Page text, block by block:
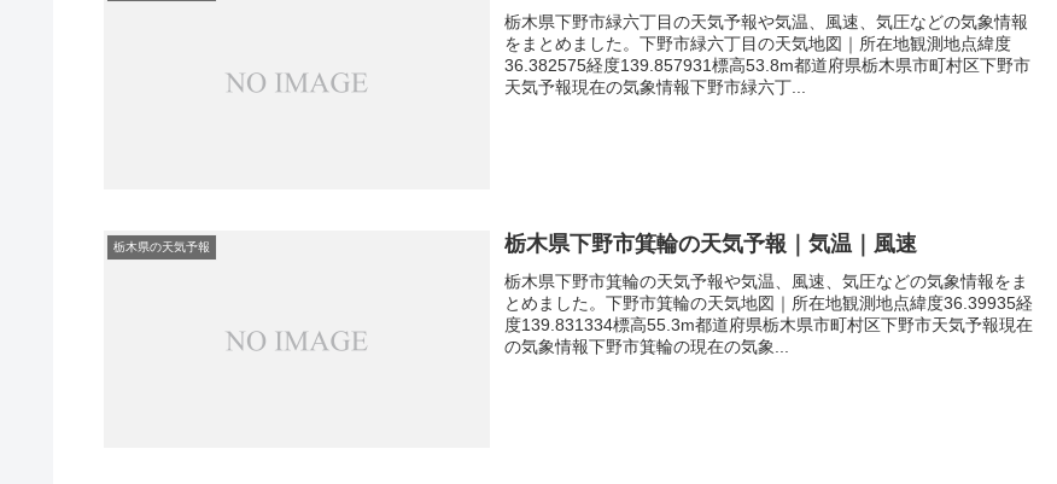
栃木県下野市緑六丁目の天気予報や気温、風速、気圧などの気象情報
をまとめました。下野市緑六丁目の天気地図｜所在地観測地点緯度
36.382575経度139.857931標高53.8m都道府県栃木県市町村区下野市
天気予報現在の気象情報下野市緑六丁...
栃木県の天気予報 栃木県下野市箕輪の天気予報｜気温｜風速
栃木県下野市箕輪の天気予報や気温、風速、気圧などの気象情報をま
とめました。下野市箕輪の天気地図｜所在地観測地点緯度36.39935経
度139.831334標高55.3m都道府県栃木県市町村区下野市天気予報現在
の気象情報下野市箕輪の現在の気象...